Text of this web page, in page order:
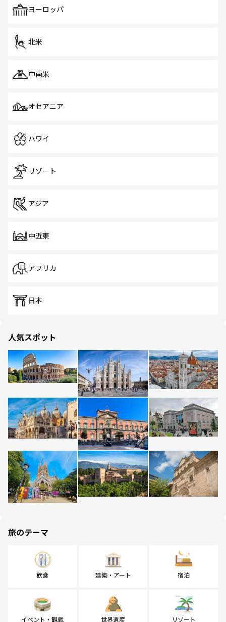
で、ホーカーズは地元の風情を楽しめる外せないスポット
ヨーロッパ
北米
中南米
オセアニア
ハワイ
リゾート
アジア
中近東
アフリカ
日本
人気スポット
旅のテーマ
飲食 建築・アート 宿泊
イベント・観戦 世界遺産 リゾート